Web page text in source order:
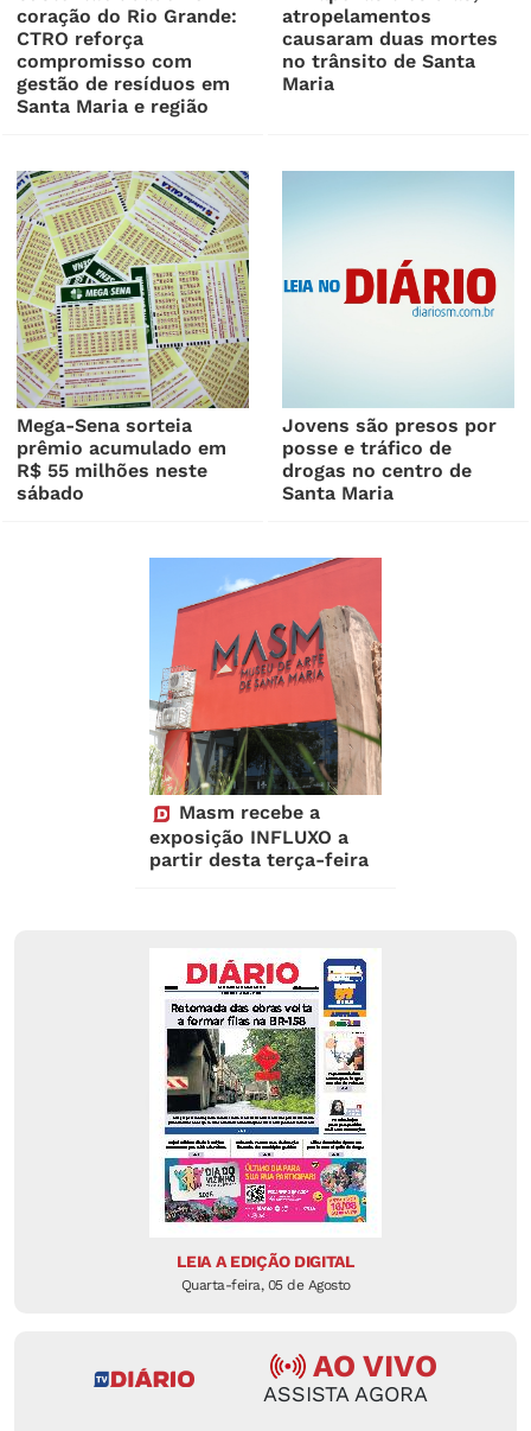
coração do Rio Grande:
CTRO reforça
compromisso com
gestão de resíduos em
Santa Maria e região
atropelamentos
causaram duas mortes
no trânsito de Santa
Maria
Mega-Sena sorteia
prêmio acumulado em
R$ 55 milhões neste
sábado
Jovens são presos por
posse e tráfico de
drogas no centro de
Santa Maria
Masm recebe a
exposição INFLUXO a
partir desta terça-feira
LEIA A EDIÇÃO DIGITAL
Quarta-feira, 05 de Agosto
AO VIVO
ASSISTA AGORA